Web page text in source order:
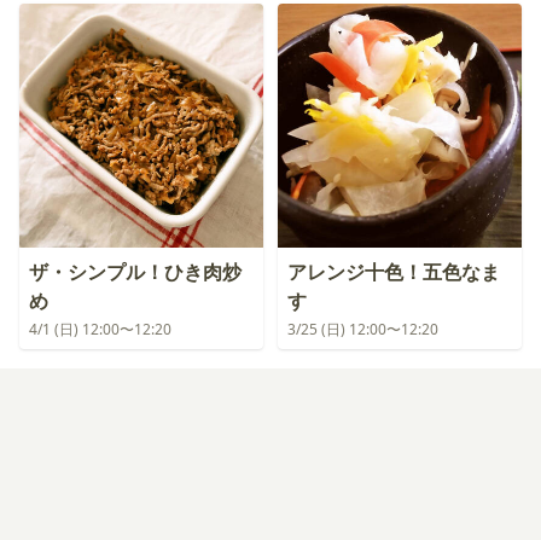
ザ・シンプル！ひき肉炒
め
4/1 (日) 12:00〜12:20
アレンジ十色！五色なま
す
3/25 (日) 12:00〜12:20